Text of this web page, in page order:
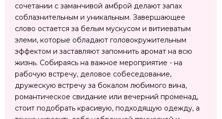
сочетании с заманчивой амброй делают запах
соблазнительным и уникальным. Завершающее
слово остается за белым мускусом и витиеватым
элеми, которые обладают головокружительным
эффектом и заставляют запомнить аромат на всю
жизнь. Собираясь на важное мероприятие - на
рабочую встречу, деловое собеседование,
дружескую встречу за бокалом любимого вина,
романтическое свидание или вечерний променад,
стоит подобрать красивую, подходящую одежду, а